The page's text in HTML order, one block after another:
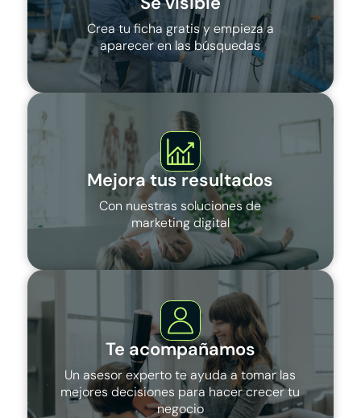
Crea tu ficha gratis y empieza a
aparecer en las búsquedas
Mejora tus resultados
Con nuestras soluciones de
marketing digital
Te acompañamos
Un asesor experto te ayuda a tomar las
mejores decisiones para hacer crecer tu
negocio